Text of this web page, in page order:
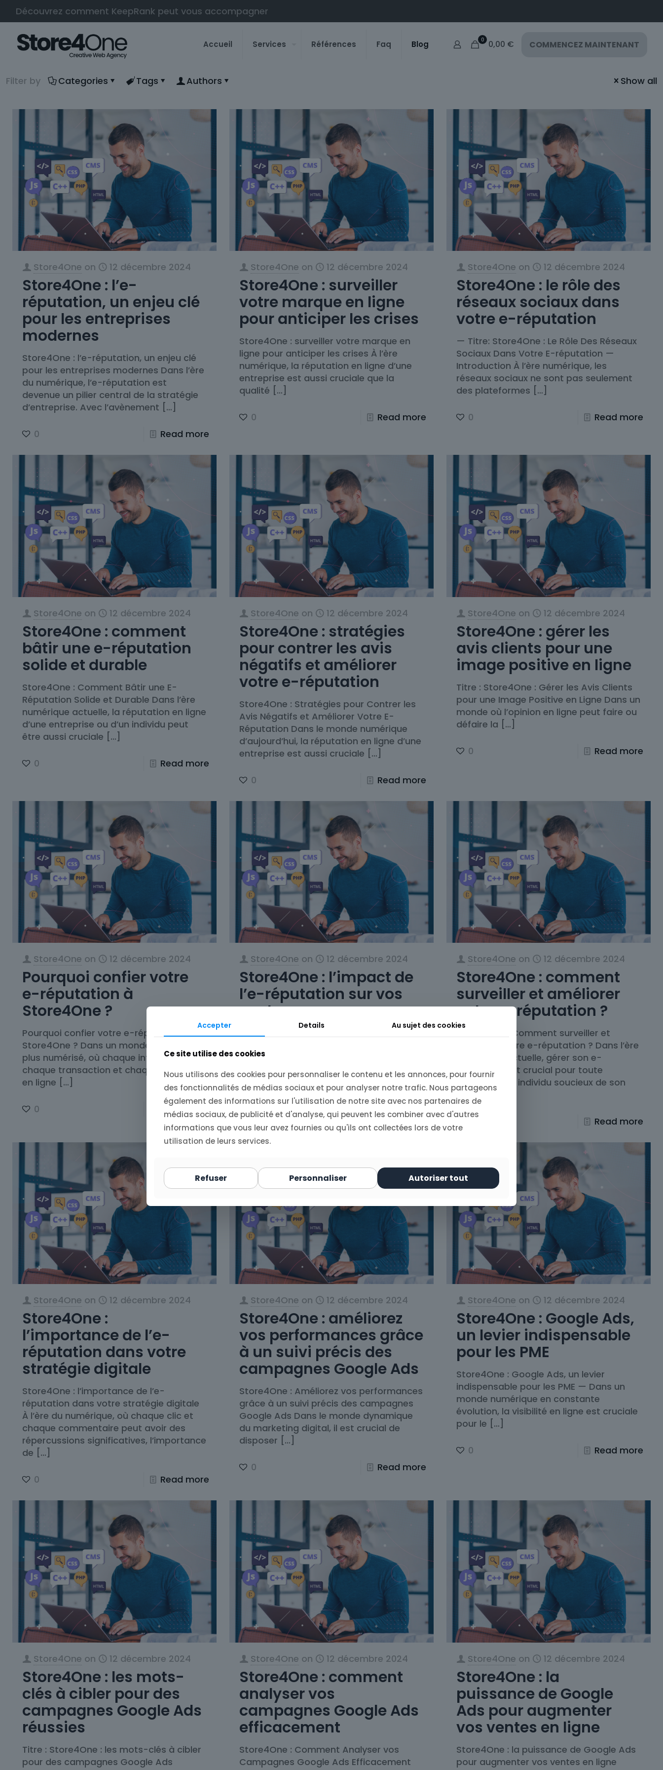
Découvrez comment KeepRank peut vous accompagner
Accueil Services Références Faq Blog 0 0,00 € COMMENCEZ MAINTENANT
Filter by Categories Tags Authors Show all
Store4One on 12 décembre 2024
Store4One : l’e-
réputation, un enjeu clé
pour les entreprises
modernes
Store4One : l’e-réputation, un enjeu clé
pour les entreprises modernes Dans l’ère
du numérique, l’e-réputation est
devenue un pilier central de la stratégie
d’entreprise. Avec l’avènement […]
0 Read more
Store4One on 12 décembre 2024
Store4One : surveiller
votre marque en ligne
pour anticiper les crises
Store4One : surveiller votre marque en
ligne pour anticiper les crises À l’ère
numérique, la réputation en ligne d’une
entreprise est aussi cruciale que la
qualité […]
0 Read more
Store4One on 12 décembre 2024
Store4One : le rôle des
réseaux sociaux dans
votre e-réputation
— Titre: Store4One : Le Rôle Des Réseaux
Sociaux Dans Votre E-réputation —
Introduction À l’ère numérique, les
réseaux sociaux ne sont pas seulement
des plateformes […]
0 Read more
Store4One on 12 décembre 2024
Store4One : comment
bâtir une e-réputation
solide et durable
Store4One : Comment Bâtir une E-
Réputation Solide et Durable Dans l’ère
numérique actuelle, la réputation en ligne
d’une entreprise ou d’un individu peut
être aussi cruciale […]
0 Read more
Store4One on 12 décembre 2024
Store4One : stratégies
pour contrer les avis
négatifs et améliorer
votre e-réputation
Store4One : Stratégies pour Contrer les
Avis Négatifs et Améliorer Votre E-
Réputation Dans le monde numérique
d’aujourd’hui, la réputation en ligne d’une
entreprise est aussi cruciale […]
0 Read more
Store4One on 12 décembre 2024
Store4One : gérer les
avis clients pour une
image positive en ligne
Titre : Store4One : Gérer les Avis Clients
pour une Image Positive en Ligne Dans un
monde où l’opinion en ligne peut faire ou
défaire la […]
0 Read more
Store4One on 12 décembre 2024
Pourquoi confier votre
e-réputation à
Store4One ?
Pourquoi confier votre e-réputation à
Store4One ? Dans un monde de plus en
plus numérisé, où chaque interaction,
chaque transaction et chaque avis laissé
en ligne […]
0 Read more
Store4One on 12 décembre 2024
Store4One : l’impact de
l’e-réputation sur vos
ventes
Store4One : l’impact de l’e-réputation
actuelle, l’importance de maintenir une
e-réputation solide est incontestable.
Les entreprises, grandes ou petites, sont
[…]
0 Read more
Store4One on 12 décembre 2024
Store4One : comment
surveiller et améliorer
votre e-réputation ?
Store4One : Comment surveiller et
améliorer votre e-réputation ? Dans l’ère
numérique actuelle, gérer son e-
réputation est crucial pour toute
entreprise ou individu soucieux de son
[…]
0 Read more
Store4One on 12 décembre 2024
Store4One :
l’importance de l’e-
réputation dans votre
stratégie digitale
Store4One : l’importance de l’e-
réputation dans votre stratégie digitale
À l’ère du numérique, où chaque clic et
chaque commentaire peut avoir des
répercussions significatives, l’importance
de […]
0 Read more
Store4One on 12 décembre 2024
Store4One : améliorez
vos performances grâce
à un suivi précis des
campagnes Google Ads
Store4One : Améliorez vos performances
grâce à un suivi précis des campagnes
Google Ads Dans le monde dynamique
du marketing digital, il est crucial de
disposer […]
0 Read more
Store4One on 12 décembre 2024
Store4One : Google Ads,
un levier indispensable
pour les PME
Store4One : Google Ads, un levier
indispensable pour les PME — Dans un
monde numérique en constante
évolution, la visibilité en ligne est cruciale
pour le […]
0 Read more
Store4One on 12 décembre 2024
Store4One : les mots-
clés à cibler pour des
campagnes Google Ads
réussies
Titre : Store4One : les mots-clés à cibler
pour des campagnes Google Ads
Store4One on 12 décembre 2024
Store4One : comment
analyser vos
campagnes Google Ads
efficacement
Store4One : Comment Analyser vos
Campagnes Google Ads Efficacement
Store4One on 12 décembre 2024
Store4One : la
puissance de Google
Ads pour augmenter
vos ventes en ligne
Store4One : la puissance de Google Ads
pour augmenter vos ventes en ligne
Accepter Details Au sujet des cookies
Ce site utilise des cookies
Nous utilisons des cookies pour personnaliser le contenu et les annonces, pour fournir
des fonctionnalités de médias sociaux et pour analyser notre trafic. Nous partageons
également des informations sur l'utilisation de notre site avec nos partenaires de
médias sociaux, de publicité et d'analyse, qui peuvent les combiner avec d'autres
informations que vous leur avez fournies ou qu'ils ont collectées lors de votre
utilisation de leurs services.
Refuser Personnaliser Autoriser tout